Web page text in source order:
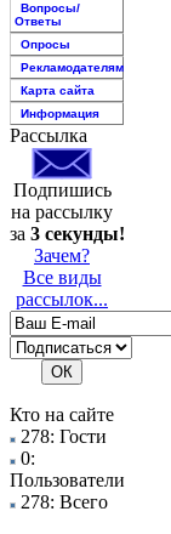
Вопросы/
Ответы
Опросы
Рекламодателям
Карта сайта
Информация
Рассылка
Подпишись
на рассылку
за 3 секунды!
Зачем?
Все виды
рассылок...
Кто на сайте
278: Гости
0:
Пользователи
278: Всего